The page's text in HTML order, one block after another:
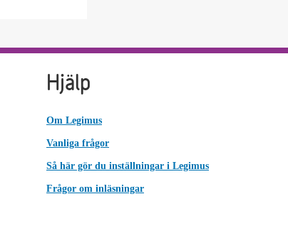
Hjälp
Om Legimus
Vanliga frågor
Så här gör du inställningar i Legimus
Frågor om inläsningar